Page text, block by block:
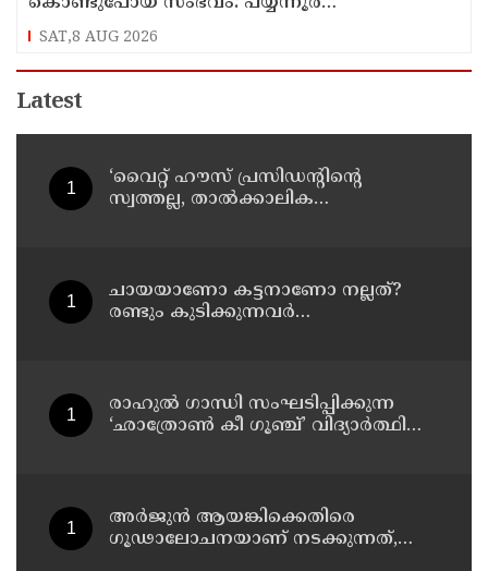
തഹസിൽദാറിനെ സസ്പെൻഡ് ചെയ്യാൻ
നിർദ്ദേശം
SAT,8 AUG 2026
Latest
‘വൈറ്റ് ഹൗസ് പ്രസിഡന്റിന്റെ
സ്വത്തല്ല, താൽക്കാലിക
നീക്കങ്ങൾക്ക് കോടതിയുടെ സ്റ്റേ
ചായയാണോ കട്ടനാണോ നല്ലത്?
രണ്ടും കുടിക്കുന്നവർ
രാഹുൽ ഗാന്ധി സംഘടിപ്പിക്കുന്ന
‘ഛാത്രോൺ കീ ഗൂഞ്ച്’ വിദ്യാർത്ഥി
അർജുൻ ആയങ്കിക്കെതിരെ
ഗൂഢാലോചനയാണ് നടക്കുന്നത്,